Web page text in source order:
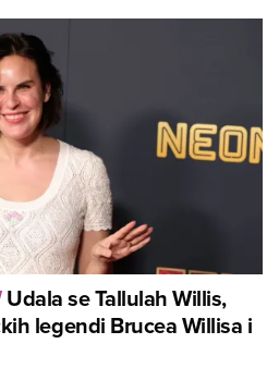
Udala se Tallulah Willis,
legendi Brucea Willisa i